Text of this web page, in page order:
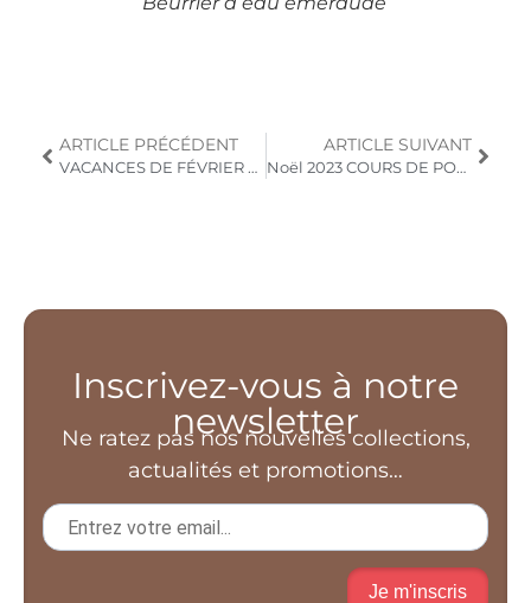
ARTICLE PRÉCÉDENT
VACANCES DE FÉVRIER À LA POTERIE !
ARTICLE SUIVANT
Noël 2023 COURS DE POTERIE modelage tournage
Inscrivez-vous à notre
newsletter
Ne ratez pas nos nouvelles collections,
actualités et promotions…
Je m'inscris